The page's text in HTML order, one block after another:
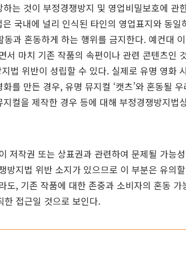
는 것이 부정경쟁방지 및 영업비밀보호에 관
국내에 널리 인식된 타인의 영업표지와 동일
과 혼동하게 하는 행위를 금지한다. 예컨대 이
서 마치 기존 작품의 속편이나 관련 콘텐츠인
법 위반이 성립할 수 있다. 실제로 유명 영화 시
를 만든 경우, 유명 뮤지컬 ‘캣츠’와 혼동될 우
컬을 제작한 경우 등에 대해 부정경쟁방지법
저작권 또는 상표권과 관련하여 문제될 가능성
방지법 위반 소지가 있으므로 이 부분은 유의할
도, 기존 작품에 대한 존중과 소비자의 혼동 가
접근일 것으로 보인다.